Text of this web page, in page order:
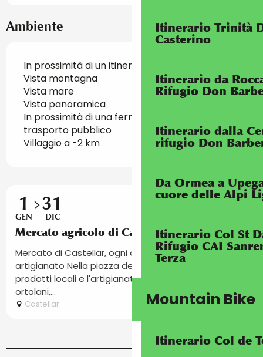
Itinerario Trinità
Casterino
Itinerario da
Rifugio Don
Itinerario dalla
rifugio Don
Da Ormea a
cuore delle Alpi
Itinerario Col St
Rifugio CAI
Terza
Mountain Bike
Itinerario Col de
Ambiente
In prossimità di un itinerario GR
Vista montagna
Vista mare
Vista panoramica
In prossimità di una fermata di un mezzo di
trasporto pubblico
Villaggio a -2 km
1
GEN
31
DIC
Mercato agricolo di Castellar
Mercato di Castellar, ogni domenica, prodotti locali e
artigianato Nella piazza del paese, venite a scoprire i
prodotti locali e l'artigianato. mercato degli
ortolani,...
Castellar